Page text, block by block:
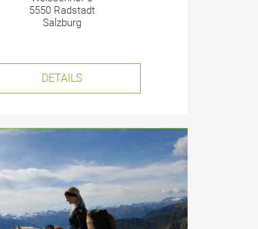
5550 Radstadt
Salzburg
DETAILS